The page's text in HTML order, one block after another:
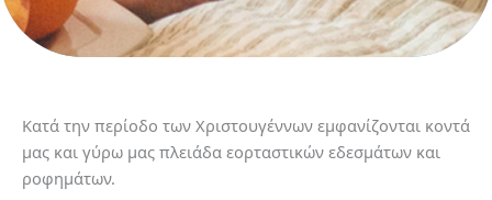
Κατά την περίοδο των Χριστουγέννων εμφανίζονται κοντά
μας και γύρω μας πλειάδα εορταστικών εδεσμάτων και
ροφημάτων.